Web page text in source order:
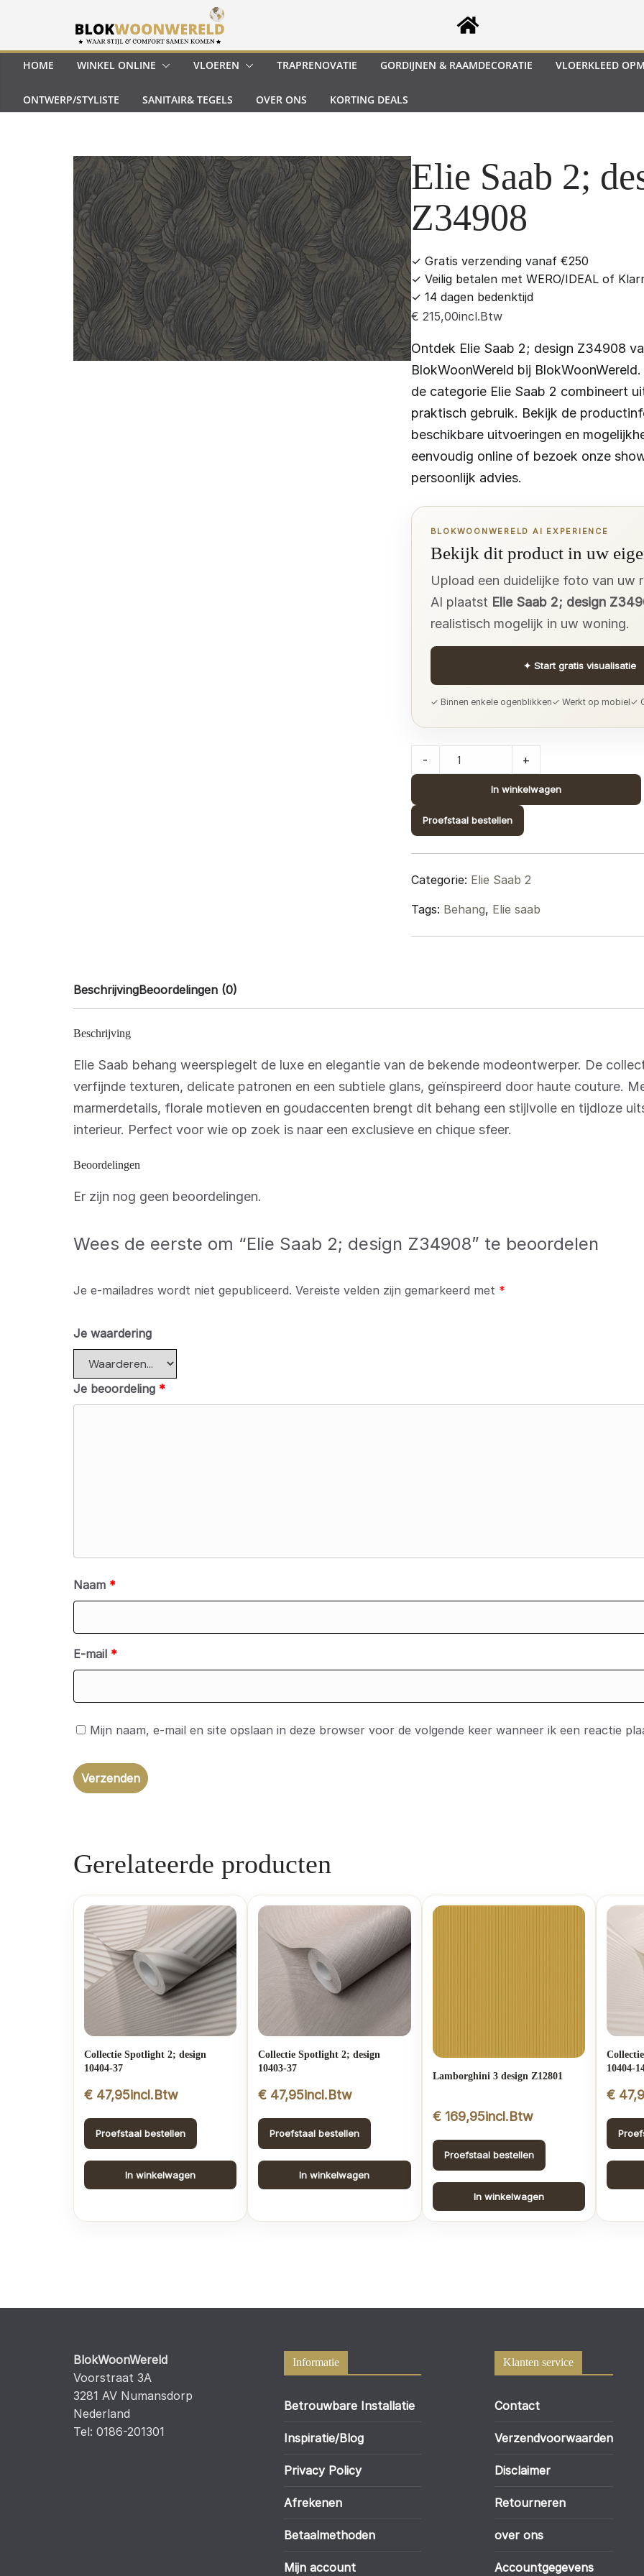
inhoudHOME WINKEL ONLINE VLOEREN TRAPRENOVATIE GORDIJNEN & RAAMDECORATIE VLOERKLEED
ONTWERP/STYLISTE SANITAIR& TEGELS OVER ONS KORTING DEALS
Elie Saab 2;
Z34908
✓ Gratis verzending vanaf €250
✓ Veilig betalen met WERO/IDEAL of
✓ 14 dagen bedenktijd
€ 215,00incl.Btw
Ontdek Elie Saab 2; design Z34908
BlokWoonWereld bij
de categorie Elie Saab 2 combineert
praktisch gebruik. Bekijk de
beschikbare uitvoeringen en
eenvoudig online of bezoek onze
persoonlijk advies.
BLOKWOONWERELD AI EXPERIENCE
Bekijk dit product in uw
Upload een duidelijke foto van uw
AI plaatst Elie Saab 2; design
realistisch mogelijk in uw woning.
✦ Start gratis visualisatie
✓ Binnen enkele ogenblikken✓ Werkt op mobiel✓
Saab
design
Z34908
- +
In winkelwagen
Proefstaal bestellen
Categorie: Elie Saab 2
Tags: Behang, Elie saab
BeschrijvingBeoordelingen (0)
Beschrijving
Elie Saab behang weerspiegelt de luxe en elegantie van de bekende modeontwerper. De
verfijnde texturen, delicate patronen en een subtiele glans, geïnspireerd door haute couture.
marmerdetails, florale motieven en goudaccenten brengt dit behang een stijlvolle en tijdloze
interieur. Perfect voor wie op zoek is naar een exclusieve en chique sfeer.
Beoordelingen
Er zijn nog geen beoordelingen.
Wees de eerste om “Elie Saab 2; design Z34908” te beoordelen
Je e-mailadres wordt niet gepubliceerd. Vereiste velden zijn gemarkeerd met *
Je waardering
Je beoordeling *
Naam *
E-mail *
Mijn naam, e-mail en site opslaan in deze browser voor de volgende keer wanneer ik een reactie
Gerelateerde producten
Collectie Spotlight 2; design
10404-37
€ 47,95incl.Btw
Proefstaal bestellen
In winkelwagen
Collectie Spotlight 2; design
10403-37
€ 47,95incl.Btw
Proefstaal bestellen
In winkelwagen
Lamborghini 3 design Z12801
€169,95incl.Btw
Proefstaal bestellen
In winkelwagen
10404-
€
BlokWoonWereld
Voorstraat 3A
3281 AV Numansdorp
Nederland
Tel: 0186-201301
Informatie
Betrouwbare Installatie
Inspiratie/Blog
Privacy Policy
Afrekenen
Betaalmethoden
Mijn account
Klanten service
Contact
Verzendvoorwaarden
Disclaimer
Retourneren
over ons
Accountgegevens